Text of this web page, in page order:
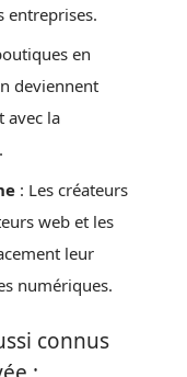
entreprises.
en
deviennent
avec la
: Les créateurs
web et les
leur
numériques.
connus